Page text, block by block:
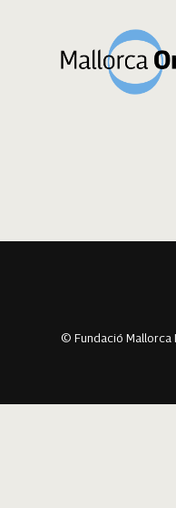
Assia Toarabt
Zakaria El Barghoutti
© Fundació